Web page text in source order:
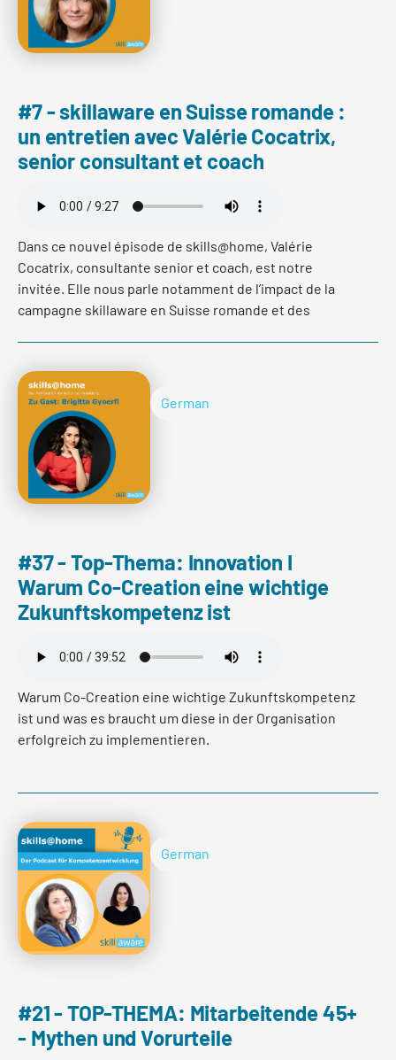
#7 - skillaware en Suisse romande :
un entretien avec Valérie Cocatrix,
senior consultant et coach
Dans ce nouvel épisode de skills@home, Valérie
Cocatrix, consultante senior et coach, est notre
invitée. Elle nous parle notamment de l’impact de la
campagne skillaware en Suisse romande et des
de faire régulièrement un bilan des soft skills avec des
experts.
Read more
German
#37 - Top-Thema: Innovation I
Warum Co-Creation eine wichtige
Zukunftskompetenz ist
Warum Co-Creation eine wichtige Zukunftskompetenz
ist und was es braucht um diese in der Organisation
erfolgreich zu implementieren.
Read more
German
#21 - TOP-THEMA: Mitarbeitende 45+
- Mythen und Vorurteile